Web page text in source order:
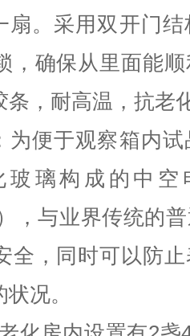
扇。采用双开门
，确保从里面能
条，耐高温，抗老
为便于观察箱内
玻璃构成的中空
，与业界传统的
全，同时可以防
况。